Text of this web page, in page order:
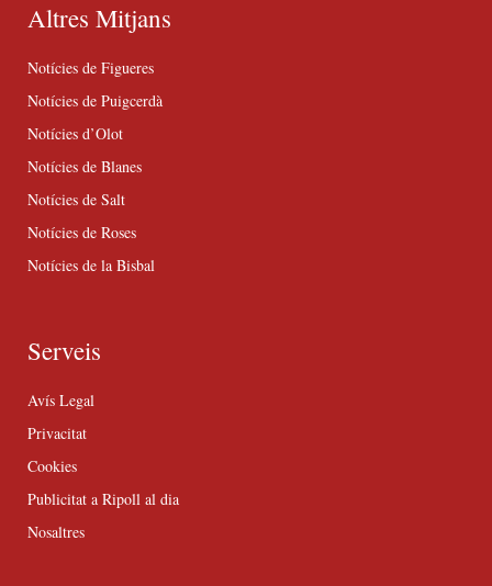
Altres Mitjans
Notícies de Figueres
Notícies de Puigcerdà
Notícies d’Olot
Notícies de Blanes
Notícies de Salt
Notícies de Roses
Notícies de la Bisbal
Serveis
Avís Legal
Privacitat
Cookies
Publicitat a Ripoll al dia
Nosaltres